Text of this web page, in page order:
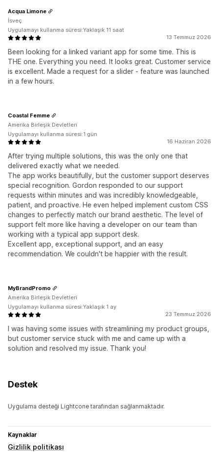
13 Temmuz 2026
Been looking for a linked variant app for some time. This is
THE one. Everything you need. It looks great. Customer service
is excellent. Made a request for a slider - feature was launched
in a few hours.
Acqua Limone
İsveç
Uygulamayı kullanma süresi:Yaklaşık 11 saat
16 Haziran 2026
After trying multiple solutions, this was the only one that
delivered exactly what we needed.
The app works beautifully, but the customer support deserves
special recognition. Gordon responded to our support
requests within minutes and was incredibly knowledgeable,
patient, and proactive. He even helped implement custom CSS
changes to perfectly match our brand aesthetic. The level of
support felt more like having a developer on our team than
working with a typical app support desk.
Excellent app, exceptional support, and an easy
recommendation. We couldn't be happier with the result.
Coastal Femme
Amerika Birleşik Devletleri
Uygulamayı kullanma süresi:1 gün
23 Temmuz 2026
I was having some issues with streamlining my product groups,
but customer service stuck with me and came up with a
solution and resolved my issue. Thank you!
MyBrandPromo
Amerika Birleşik Devletleri
Uygulamayı kullanma süresi:Yaklaşık 1 ay
Destek
Uygulama desteği Lightcone tarafından sağlanmaktadır.
Kaynaklar
Gizlilik politikası